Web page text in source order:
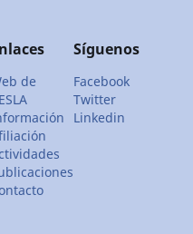
de
Síguenos
Facebook
Twitter
Linkedin